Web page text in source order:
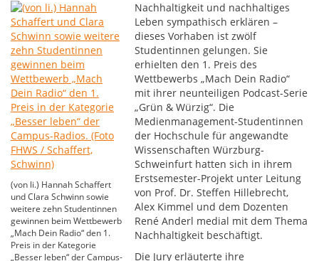
(von li.) Hannah Schaffert
und Clara Schwinn sowie
weitere zehn Studentinnen
gewinnen beim Wettbewerb
„Mach Dein Radio“ den 1.
Preis in der Kategorie
„Besser leben“ der Campus-
Nachhaltigkeit und nachhaltiges
Leben sympathisch erklären –
dieses Vorhaben ist zwölf
Studentinnen gelungen. Sie
erhielten den 1. Preis des
Wettbewerbs „Mach Dein Radio“
mit ihrer neunteiligen Podcast-Serie
„Grün & Würzig“. Die
Medienmanagement-Studentinnen
der Hochschule für angewandte
Wissenschaften Würzburg-
Schweinfurt hatten sich in ihrem
Erstsemester-Projekt unter Leitung
von Prof. Dr. Steffen Hillebrecht,
Alex Kimmel und dem Dozenten
René Anderl medial mit dem Thema
Nachhaltigkeit beschäftigt.
Die Jury erläuterte ihre